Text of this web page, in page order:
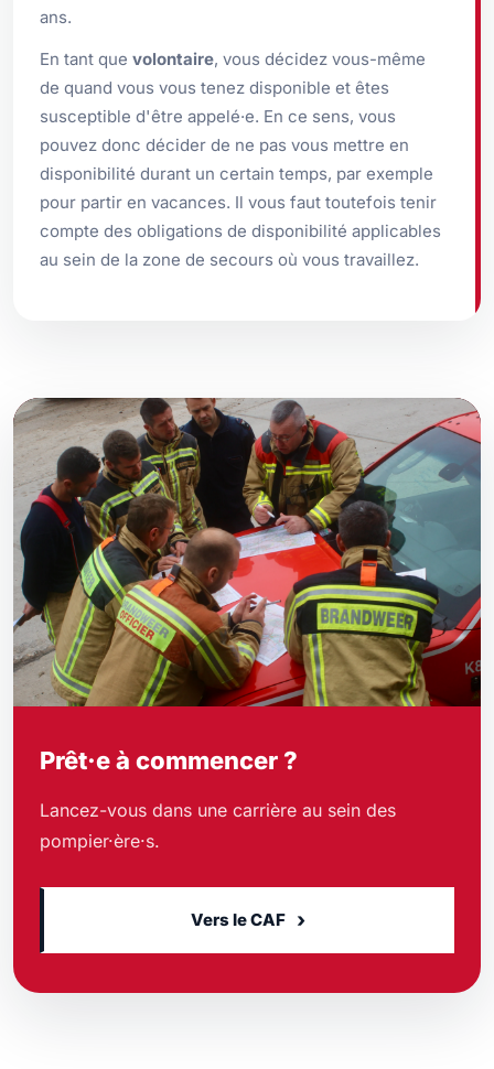
ans.
En tant que volontaire, vous décidez vous-même
de quand vous vous tenez disponible et êtes
susceptible d'être appelé·e. En ce sens, vous
pouvez donc décider de ne pas vous mettre en
disponibilité durant un certain temps, par exemple
pour partir en vacances. Il vous faut toutefois tenir
compte des obligations de disponibilité applicables
au sein de la zone de secours où vous travaillez.
Prêt·e à commencer ?
Lancez-vous dans une carrière au sein des
pompier·ère·s.
Vers le CAF ›